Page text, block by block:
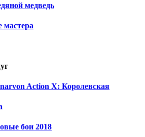
медведь
мастера
Action X: Королевская
бои 2018